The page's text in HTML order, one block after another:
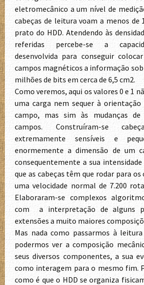
eletromecânico a um nível de
cabeças de leitura voam a menos de
prato do HDD. Atendendo às
referidas percebe-se a
desenvolvida para conseguir
campos magnéticos a informação
milhões de bits em cerca de 6,5 cm2.
Como veremos, aqui os valores 0 e 1
uma carga nem sequer à
campo, mas sim às mudanças de
campos. Construíram-se
extremamente sensíveis e
enormemente a dimensão de um
consequentemente a sua
que as cabeças têm que rodar para
uma velocidade normal de 7.200
Elaboraram-se complexos
com a interpretação de alguns
extensões a muito maiores
Mas nada como passarmos à
podermos ver a composição
seus diversos componentes, a sua
como interagem para o mesmo fim.
como é que o HDD se organiza